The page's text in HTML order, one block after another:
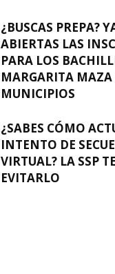
¿BUSCAS PREPA?
ABIERTAS LAS
PARA LOS
MARGARITA MAZA
MUNICIPIOS
¿SABES CÓMO
INTENTO DE
VIRTUAL? LA SSP
EVITARLO